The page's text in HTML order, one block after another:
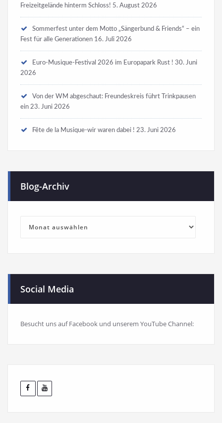
Freizeitgelände hinterm Schloss! 5. August 2026
Sommerfest unter dem Motto „Sängerbund & Friends“ – ein
Fest für alle Generationen 16. Juli 2026
Euro-Musique-Festival 2026 im Europapark Rust ! 30. Juni
2026
Von der WM abgeschaut: Freundeskreis führt Trinkpausen
ein 23. Juni 2026
Fête de la Musique-wir waren dabei ! 23. Juni 2026
Blog-Archiv
Archiv
Social Media
Besucht uns auf Facebook und unserem YouTube Channel: